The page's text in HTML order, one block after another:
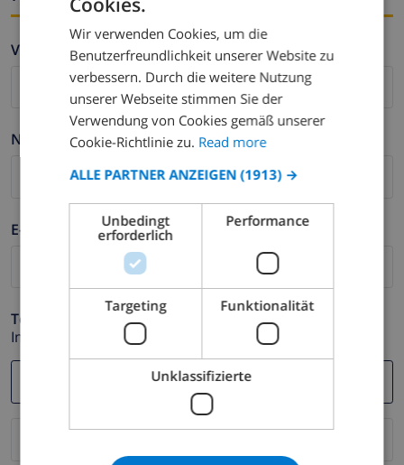
Vorname *
Nachname *
E-mail *
Telefonnummer *
Im Fall Ihre E-mail Adresse nicht korrekt funktioniert.
DUTCH
SPANISH
GERMAN
DANISH
NORWEGIAN
Wir verwenden Cookies, um die
Benutzerfreundlichkeit unserer Website zu
verbessern. Durch die weitere Nutzung
unserer Webseite stimmen Sie der
Verwendung von Cookies gemäß unserer
Cookie-Richtlinie zu. Read more
ALLE PARTNER ANZEIGEN (1913) →
Unbedingt
erforderlich
Performance
Targeting Funktionalität
Unklassifizierte